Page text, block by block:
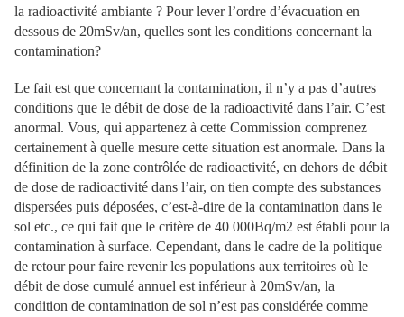
la radioactivité ambiante ? Pour lever l’ordre d’évacuation en
dessous de 20mSv/an, quelles sont les conditions concernant la
contamination?
Le fait est que concernant la contamination, il n’y a pas d’autres
conditions que le débit de dose de la radioactivité dans l’air. C’est
anormal. Vous, qui appartenez à cette Commission comprenez
certainement à quelle mesure cette situation est anormale. Dans la
définition de la zone contrôlée de radioactivité, en dehors de débit
de dose de radioactivité dans l’air, on tien compte des substances
dispersées puis déposées, c’est-à-dire de la contamination dans le
sol etc., ce qui fait que le critère de 40 000Bq/m2 est établi pour la
contamination à surface. Cependant, dans le cadre de la politique
de retour pour faire revenir les populations aux territoires où le
débit de dose cumulé annuel est inférieur à 20mSv/an, la
condition de contamination de sol n’est pas considérée comme